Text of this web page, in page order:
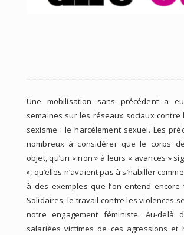
Une mobilisation sans précédent a
semaines sur les réseaux sociaux contre
sexisme : le harcèlement sexuel. Les
nombreux à considérer que le corps
objet, qu’un « non » à leurs « avances »
», qu’elles n’avaient pas à s’habiller
à des exemples que l’on entend
Solidaires, le travail contre les violences
notre engagement féministe. Au-delà
salariées victimes de ces agressions et